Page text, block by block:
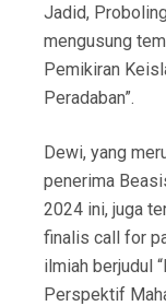
Jadid,
mengusung
Pemikiran
Peradaban”.
Dewi, yang
penerima
2024 ini, juga
finalis call for
ilmiah berjudul
Perspektif